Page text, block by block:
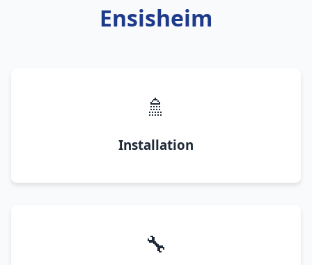
Ensisheim
🚿
Installation
🔧